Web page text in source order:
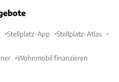
Stellplatz-App Stellplatz-Atlas
Wohnmobil finanzieren